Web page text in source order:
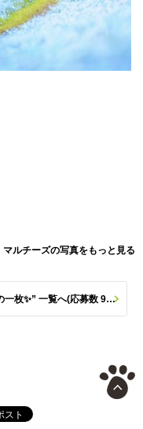
マルチーズの写真をもっと見る
第４０回フォトコンテスト ”2017年、今年の一枚✨” 一覧へ(応募数 982枚)